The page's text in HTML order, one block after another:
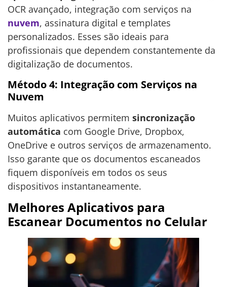
OCR avançado, integração com serviços na
nuvem, assinatura digital e templates
personalizados. Esses são ideais para
profissionais que dependem constantemente da
digitalização de documentos.
Método 4: Integração com Serviços na
Nuvem
Muitos aplicativos permitem sincronização
automática com Google Drive, Dropbox,
OneDrive e outros serviços de armazenamento.
Isso garante que os documentos escaneados
fiquem disponíveis em todos os seus
dispositivos instantaneamente.
Melhores Aplicativos para
Escanear Documentos no Celular